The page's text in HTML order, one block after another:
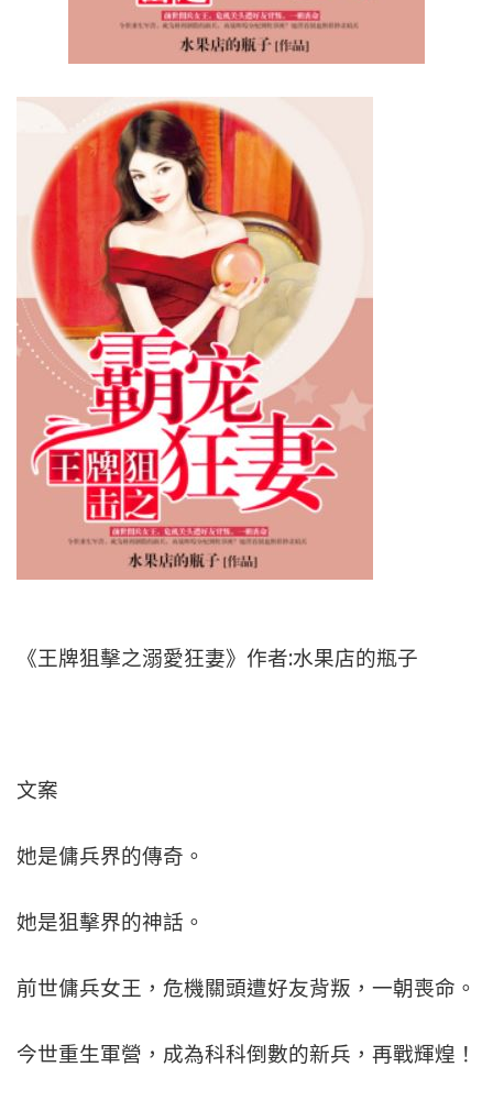
《王牌狙擊之溺愛狂妻》作者:水果店的瓶子
文案
她是傭兵界的傳奇。
她是狙擊界的神話。
前世傭兵女王，危機關頭遭好友背叛，一朝喪命。
今世重生軍營，成為科科倒數的新兵，再戰輝煌！